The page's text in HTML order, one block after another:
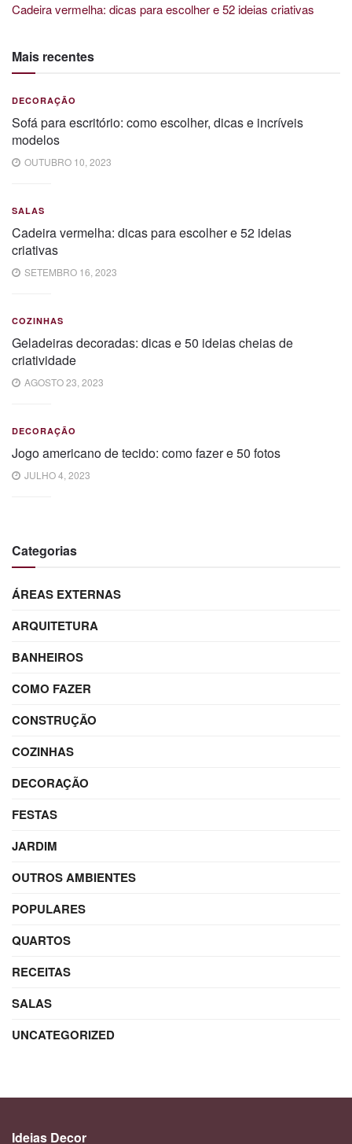
Cadeira vermelha: dicas para escolher e 52 ideias criativas
Mais recentes
DECORAÇÃO
Sofá para escritório: como escolher, dicas e incríveis
modelos
OUTUBRO 10, 2023
SALAS
Cadeira vermelha: dicas para escolher e 52 ideias
criativas
SETEMBRO 16, 2023
COZINHAS
Geladeiras decoradas: dicas e 50 ideias cheias de
criatividade
AGOSTO 23, 2023
DECORAÇÃO
Jogo americano de tecido: como fazer e 50 fotos
JULHO 4, 2023
Categorias
ÁREAS EXTERNAS
ARQUITETURA
BANHEIROS
COMO FAZER
CONSTRUÇÃO
COZINHAS
DECORAÇÃO
FESTAS
JARDIM
OUTROS AMBIENTES
POPULARES
QUARTOS
RECEITAS
SALAS
UNCATEGORIZED
Ideias Decor